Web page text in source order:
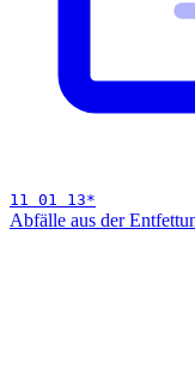
11 01 13*
Abfälle aus der